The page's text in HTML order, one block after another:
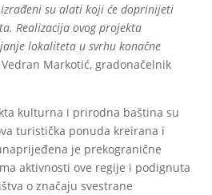
su alati koji će doprinijeti
Realizacija ovog projekta
lokaliteta u svrhu konačne
Markotić, gradonačelnik
kulturna i prirodna baština su
turistička ponuda kreirana i
je prekogranične
aktivnosti ove regije i podignuta
o značaju svestrane